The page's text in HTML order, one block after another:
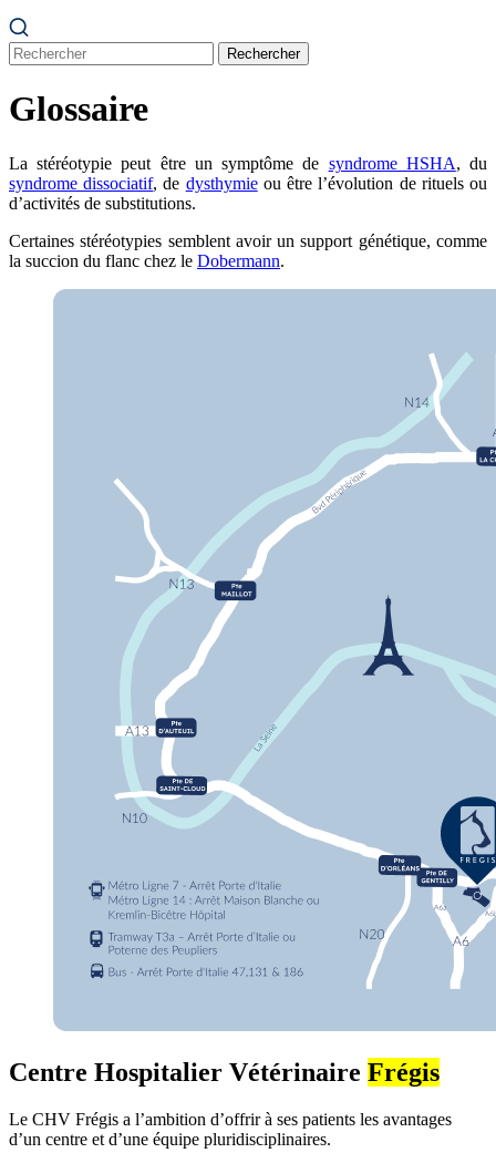
Rechercher
Glossaire
La stéréotypie peut être un symptôme de syndrome HSHA, du
syndrome dissociatif, de dysthymieou être l’évolution de rituels ou
d’activités de substitutions.
Certaines stéréotypies semblent avoir un support génétique, comme
la succion du flanc chez le Dobermann.
Centre Hospitalier Vétérinaire Frégis
Le CHV Frégis a l’ambition d’offrir à ses patients les avantages
d’un centre et d’une équipe pluridisciplinaires.